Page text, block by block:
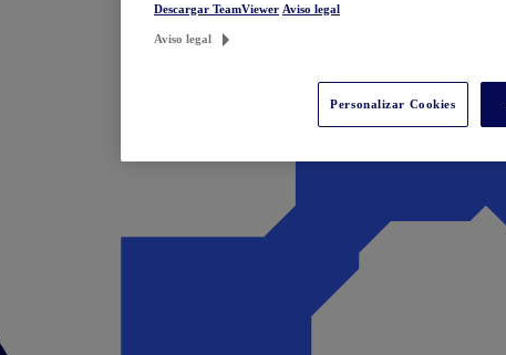
Descargar TeamViewer Aviso legal
Aviso legal
Personalizar Cookies